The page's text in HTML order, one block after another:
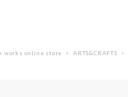
works online store ARTS&CRAFTS